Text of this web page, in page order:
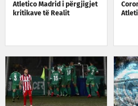
Atletico Madrid i përgjigjet
kritikave të Realit